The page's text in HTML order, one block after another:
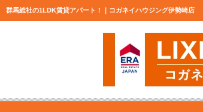
群馬総社の1LDK賃貸アパート！｜コガネイハウジング伊勢崎店